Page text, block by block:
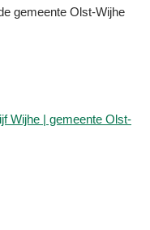
gemeente Olst-Wijhe
Wijhe | gemeente Olst-